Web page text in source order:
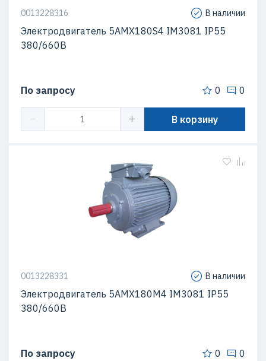
0013228316 В наличии
Электродвигатель 5АМХ180S4 IM3081 IP55
380/660В
По запросу 0 0
В корзину
0013228331 В наличии
Электродвигатель 5АМХ180M4 IM3081 IP55
380/660В
По запросу 0 0